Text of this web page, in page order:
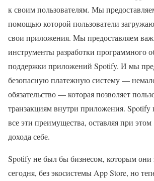
к своим пользователям. Мы
помощью которой пользователи
свои приложения. Мы предоставляем
инструменты разработки программного
поддержки приложений Spotify. И мы
безопасную платежную систему —
обязательство — которая позволяет
транзакциям внутри приложения. Spotify
все эти преимущества, оставляя при этом
дохода себе.
Spotify не был бы бизнесом, которым они
сегодня, без экосистемы App Store, но